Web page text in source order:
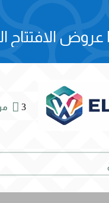
عروض الافتتاح
3
